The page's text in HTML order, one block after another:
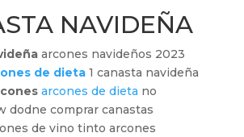
NAVIDEÑA
arcones navideños 2023
de dieta1 canasta navideña
arcones de dieta no
dodne comprar canastas
de vino tinto arcones